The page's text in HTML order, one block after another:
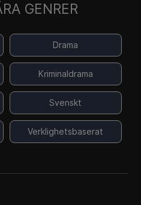
GENRER
Drama
Kriminaldrama
Svenskt
Verklighetsbaserat